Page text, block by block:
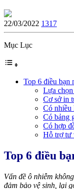
22/03/2022 1317
Mục Lục
Top 6 điều bạn
Lựa
Cơ sở in
Có nhiều
Có bảng
Có hợp
Hỗ trợ tư
Top 6 điều
Vấn đề ô nhiễm
đảm bảo vệ sinh, lại